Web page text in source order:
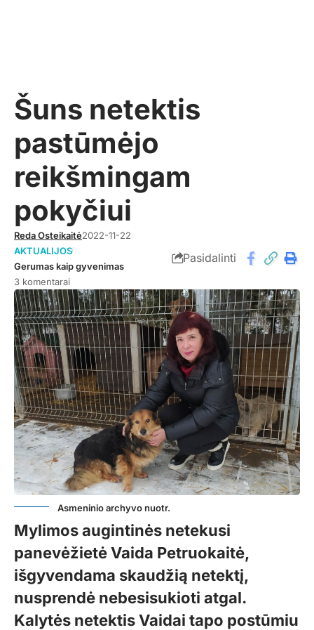
Šuns netektis
pastūmėjo
reikšmingam
pokyčiui
Reda Osteikaitė2022-11-22
AKTUALIJOS
Gerumas kaip gyvenimas
3 komentarai
Pasidalinti
Asmeninio archyvo nuotr.
Mylimos augintinės netekusi
panevėžietė Vaida Petruokaitė,
išgyvendama skaudžią netektį,
nusprendė nebesisukioti atgal.
Kalytės netektis Vaidai tapo postūmiu